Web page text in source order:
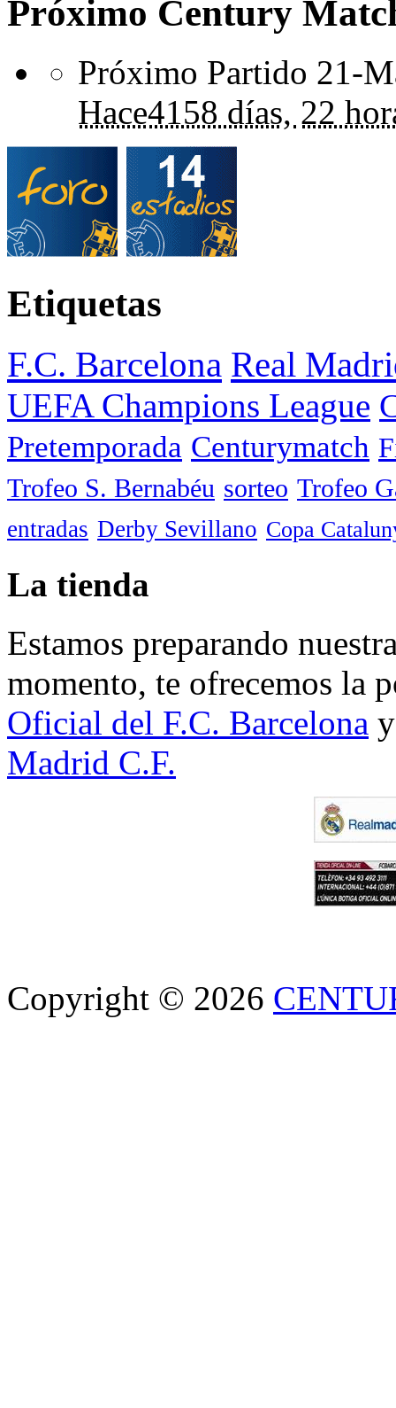
Próximo Century
Próximo Partido 21-
Hace4158 días, 22
Etiquetas
F.C. Barcelona Real
UEFA Champions League
Pretemporada Centurymatch
Trofeo S. Bernabéu sorteo Trofeo
entradas Derby Sevillano Copa
La tienda
Estamos preparando
momento, te ofrecemos la
Oficial del F.C. Barcelona
Madrid C.F.
Copyright © 2026